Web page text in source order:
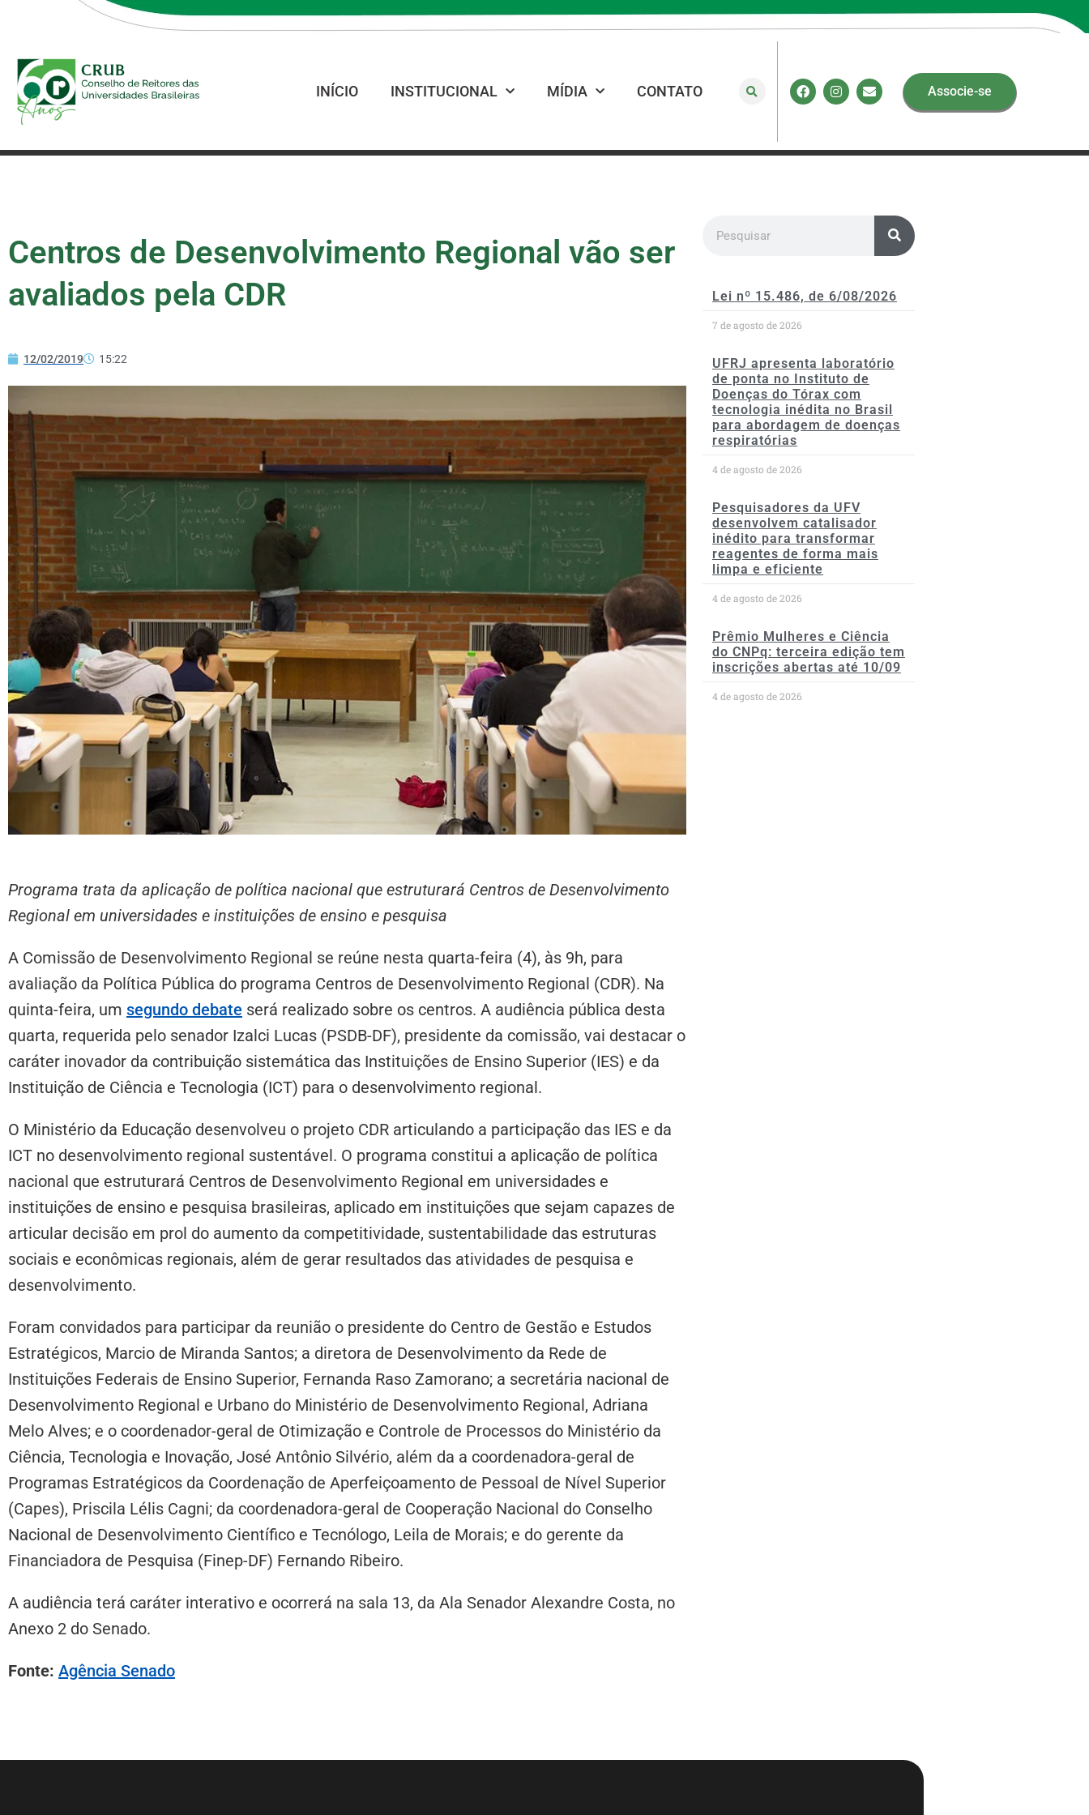
INÍCIO INSTITUCIONAL MÍDIA CONTATO Associe-se
Centros de Desenvolvimento Regional vão ser
avaliados pela CDR
12/02/2019 15:22
Programa trata da aplicação de política nacional que estruturará Centros de Desenvolvimento
Regional em universidades e instituições de ensino e pesquisa
A Comissão de Desenvolvimento Regional se reúne nesta quarta-feira (4), às 9h, para
avaliação da Política Pública do programa Centros de Desenvolvimento Regional (CDR). Na
quinta-feira, um segundo debate será realizado sobre os centros. A audiência pública desta
quarta, requerida pelo senador Izalci Lucas (PSDB-DF), presidente da comissão, vai destacar o
caráter inovador da contribuição sistemática das Instituições de Ensino Superior (IES) e da
Instituição de Ciência e Tecnologia (ICT) para o desenvolvimento regional.
O Ministério da Educação desenvolveu o projeto CDR articulando a participação das IES e da
ICT no desenvolvimento regional sustentável. O programa constitui a aplicação de política
nacional que estruturará Centros de Desenvolvimento Regional em universidades e
instituições de ensino e pesquisa brasileiras, aplicado em instituições que sejam capazes de
articular decisão em prol do aumento da competitividade, sustentabilidade das estruturas
sociais e econômicas regionais, além de gerar resultados das atividades de pesquisa e
desenvolvimento.
Foram convidados para participar da reunião o presidente do Centro de Gestão e Estudos
Estratégicos, Marcio de Miranda Santos; a diretora de Desenvolvimento da Rede de
Instituições Federais de Ensino Superior, Fernanda Raso Zamorano; a secretária nacional de
Desenvolvimento Regional e Urbano do Ministério de Desenvolvimento Regional, Adriana
Melo Alves; e o coordenador-geral de Otimização e Controle de Processos do Ministério da
Ciência, Tecnologia e Inovação, José Antônio Silvério, além da a coordenadora-geral de
Programas Estratégicos da Coordenação de Aperfeiçoamento de Pessoal de Nível Superior
(Capes), Priscila Lélis Cagni; da coordenadora-geral de Cooperação Nacional do Conselho
Nacional de Desenvolvimento Científico e Tecnólogo, Leila de Morais; e do gerente da
Financiadora de Pesquisa (Finep-DF) Fernando Ribeiro.
A audiência terá caráter interativo e ocorrerá na sala 13, da Ala Senador Alexandre Costa, no
Anexo 2 do Senado.
Fonte: Agência Senado
Lei nº 15.486, de 6/08/2026
7 de agosto de 2026
UFRJ apresenta laboratório
de ponta no Instituto de
Doenças do Tórax com
tecnologia inédita no Brasil
para abordagem de doenças
respiratórias
4 de agosto de 2026
Pesquisadores da UFV
desenvolvem catalisador
inédito para transformar
reagentes de forma mais
limpa e eficiente
4 de agosto de 2026
Prêmio Mulheres e Ciência
do CNPq: terceira edição tem
inscrições abertas até 10/09
4 de agosto de 2026